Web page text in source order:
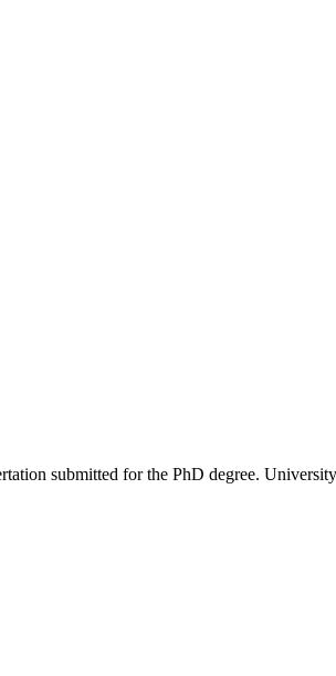
submitted for the PhD degree.